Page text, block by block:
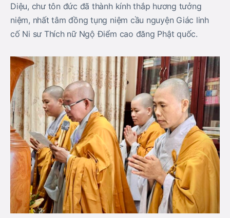
Diệu, chư tôn đức đã thành kính thắp hương tưởng
niệm, nhất tâm đồng tụng niệm cầu nguyện Giác linh
cố Ni sư Thích nữ Ngộ Điểm cao đăng Phật quốc.